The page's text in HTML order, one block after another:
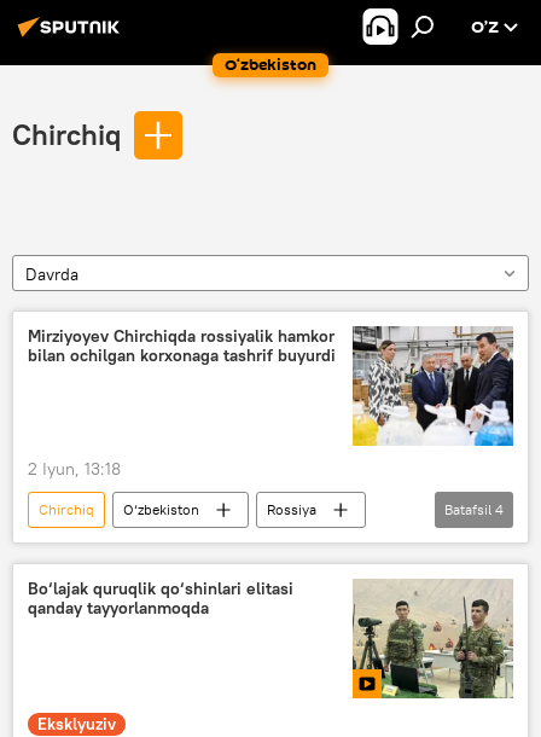
O‘zbekiston
O’Z
Chirchiq
Davrda
Mirziyoyev Chirchiqda rossiyalik hamkor
bilan ochilgan korxonaga tashrif buyurdi
2 Iyun, 13:18
Chirchiq O‘zbekiston
Rossiya
eksport
import
Shavkat Mirziyoyev
Iqtisod
Batafsil 4
Bo‘lajak quruqlik qo‘shinlari elitasi
qanday tayyorlanmoqda
Eksklyuziv